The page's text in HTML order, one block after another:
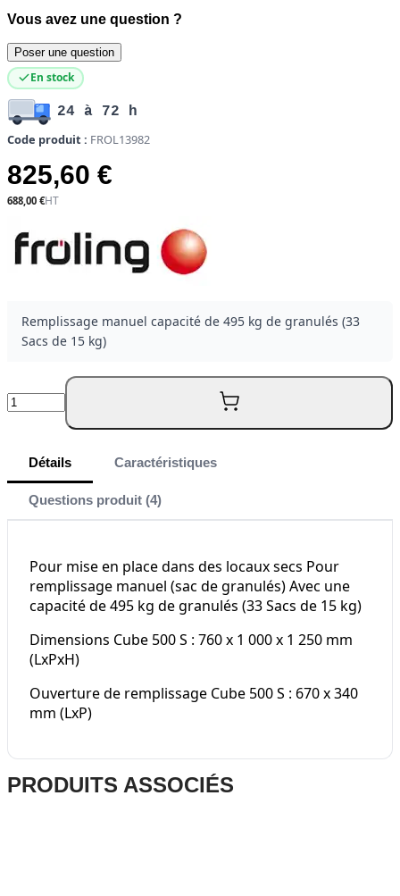
Vous avez une question ?
Poser une question
En stock
24 à 72 h
Code produit : FROL13982
825,60 €
688,00 €
Remplissage manuel capacité de 495 kg de granulés (33
Sacs de 15 kg)
Quantité
Détails Caractéristiques
Questions produit (4)
Pour mise en place dans des locaux secs Pour
remplissage manuel (sac de granulés) Avec une
capacité de 495 kg de granulés (33 Sacs de 15 kg)
Dimensions Cube 500 S : 760 x 1 000 x 1 250 mm
(LxPxH)
Ouverture de remplissage Cube 500 S : 670 x 340
mm (LxP)
Press
toPRODUITS ASSOCIÉS